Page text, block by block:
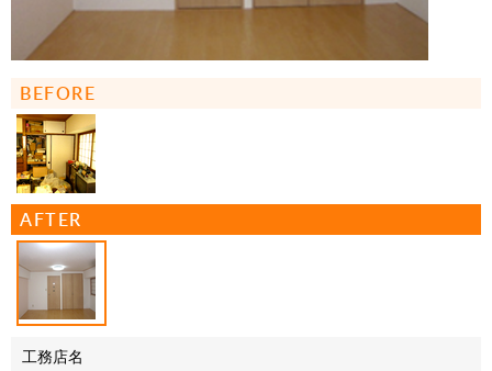
BEFORE
AFTER
工務店名